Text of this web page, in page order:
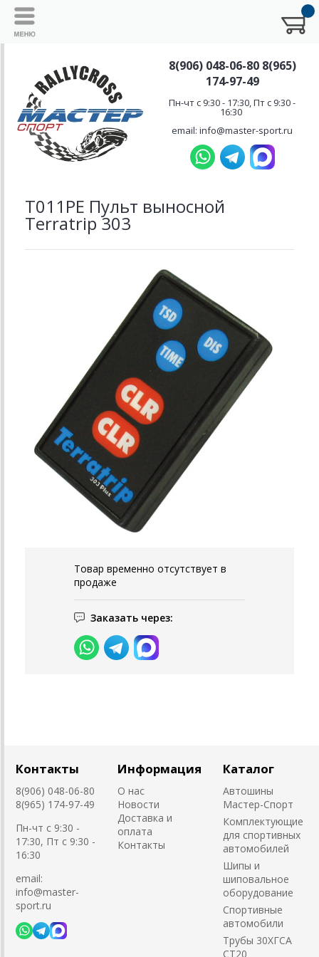
8(906) 048-06-80 8(965)
174-97-49
Пн-чт с 9:30 - 17:30, Пт с 9:30 -
16:30
email: info@master-sport.ru
T011PE Пульт выносной
Тerratrip 303
Товар временно отсутствует в
продаже
Заказать через:
Контакты
8(906) 048-06-80
8(965) 174-97-49
Пн-чт с 9:30 -
17:30, Пт с 9:30 -
16:30
email:
info@master-
sport.ru
Информация
О нас
Новости
Доставка и
оплата
Контакты
Каталог
Автошины
Мастер-Спорт
Комплектующие
для спортивных
автомобилей
Шипы и
шиповальное
оборудование
Cпортивные
автомобили
Трубы 30ХГСА
СТ20